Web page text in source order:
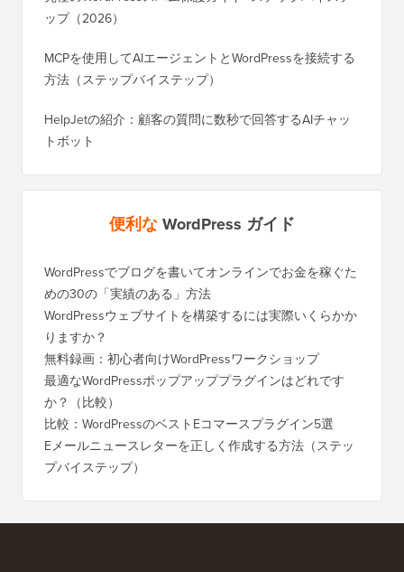
ップ（2026）
MCPを使用してAIエージェントとWordPressを接続する
方法（ステップバイステップ）
HelpJetの紹介：顧客の質問に数秒で回答するAIチャッ
トボット
便利なWordPress ガイド
WordPressでブログを書いてオンラインでお金を稼ぐた
めの30の「実績のある」方法
WordPressウェブサイトを構築するには実際いくらかか
りますか？
無料録画：初心者向けWordPressワークショップ
最適なWordPressポップアッププラグインはどれです
か？（比較）
比較：WordPressのベストEコマースプラグイン5選
Eメールニュースレターを正しく作成する方法（ステッ
プバイステップ）